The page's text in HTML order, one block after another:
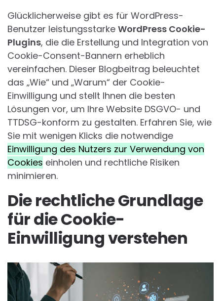
Glücklicherweise gibt es für WordPress-
Benutzer leistungsstarke WordPress Cookie-
Plugins, die die Erstellung und Integration von
Cookie-Consent-Bannern erheblich
vereinfachen. Dieser Blogbeitrag beleuchtet
das „Wie“ und „Warum“ der Cookie-
Einwilligung und stellt Ihnen die besten
Lösungen vor, um Ihre Website DSGVO- und
TTDSG-konform zu gestalten. Erfahren Sie, wie
Sie mit wenigen Klicks die notwendige
Einwilligung des Nutzers zur Verwendung von
Cookies einholen und rechtliche Risiken
minimieren.
Die rechtliche Grundlage
für die Cookie-
Einwilligung verstehen